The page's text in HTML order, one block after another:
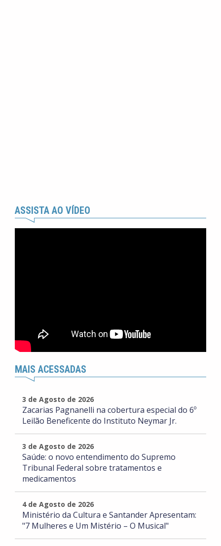
ASSISTA AO VÍDEO
MAIS ACESSADAS
3 de Agosto de 2026
Zacarias Pagnanelli na cobertura especial do 6º
Leilão Beneficente do Instituto Neymar Jr.
3 de Agosto de 2026
Saúde: o novo entendimento do Supremo
Tribunal Federal sobre tratamentos e
medicamentos
4 de Agosto de 2026
Ministério da Cultura e Santander Apresentam:
"7 Mulheres e Um Mistério – O Musical"